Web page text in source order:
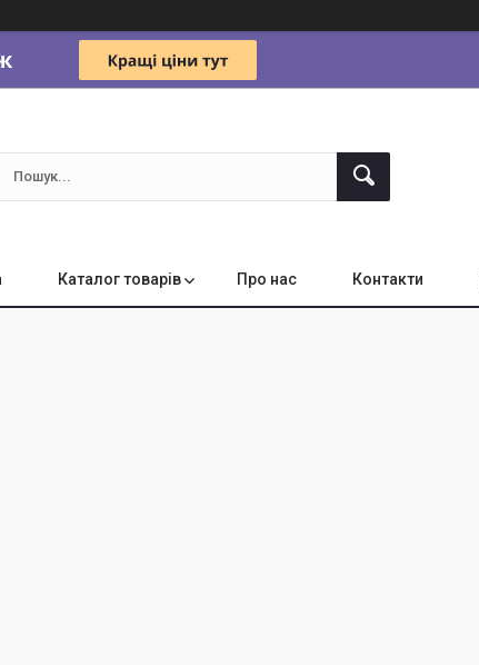
Каталог товарів Про нас Контакти